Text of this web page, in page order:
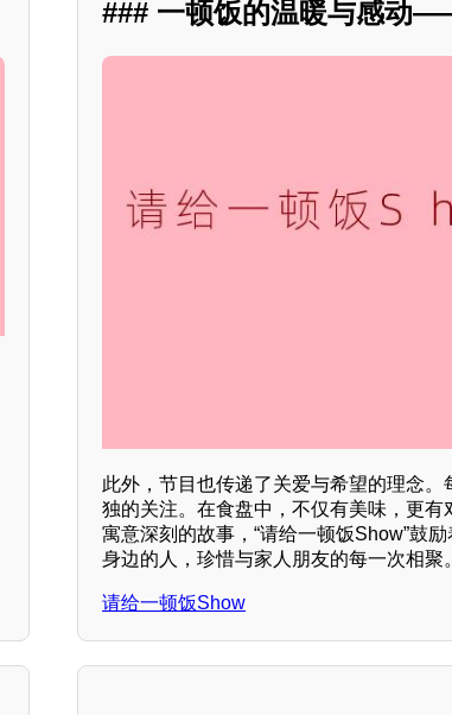
### 一顿饭的温暖与感动
此外，节目也传递了关爱与希望的理念
独的关注。在食盘中，不仅有美味，更
寓意深刻的故事，“请给一顿饭Show”鼓
身边的人，珍惜与家人朋友的每一次相聚。
请给一顿饭Show